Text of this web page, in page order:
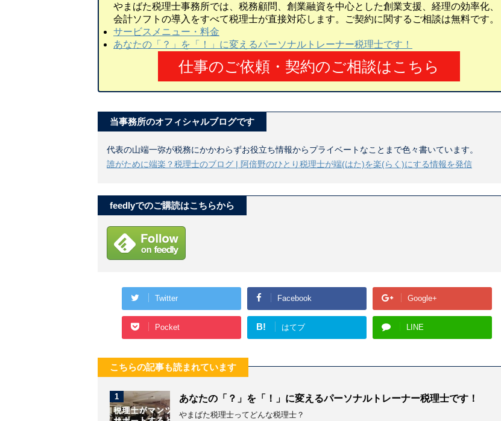
やまばた税理士事務所では、税務顧問、創業融資を中心とした創業支援、経理の効率化、
会計ソフトの導入をすべて税理士が直接対応します。ご契約に関するご相談は無料です。
サービスメニュー・料金
あなたの「？」を「！」に変えるパーソナルトレーナー税理士です！
仕事のご依頼・契約のご相談はこちら
当事務所のオフィシャルブログです
代表の山端一弥が税務にかかわらずお役立ち情報からプライベートなことまで色々書いています。
誰がために端楽？税理士のブログ | 阿倍野のひとり税理士が端(はた)を楽(らく)にする情報を発信
feedlyでのご購読はこちらから
Twitter Facebook Google+
Pocket B! はてブ LINE
こちらの記事も読まれています
1 あなたの「？」を「！」に変えるパーソナルトレーナー税理士です！
やまばた税理士ってどんな税理士？